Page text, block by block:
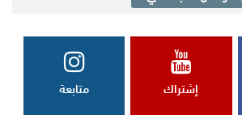
إشتراك متابعة